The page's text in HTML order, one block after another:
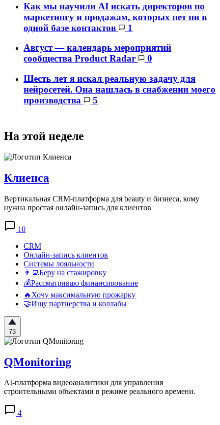
Как мы научили AI искать директоров по
маркетингу и продажам, которых нет ни в
одной базе контактов
1
Август — календарь мероприятий
сообщества Product Radar
0
Шесть лет я искал реальную задачу для
нейросетей. Она нашлась в снабжении моего
производства
5
На этой неделе
Клиенса
Вертикальная CRM-платформа для beauty и бизнеса, кому
нужна простая онлайн-запись для клиентов
10
CRM
Онлайн-запись клиентов
Системы лояльности
👨‍💻Беру на стажировку
💰Рассматриваю финансирование
🔥Хочу максимальную прожарку
🤝Ищу партнерства и коллабы
73
QMonitoring
AI-платформа видеоаналитики для управления
строительными объектами в режиме реального времени.
4